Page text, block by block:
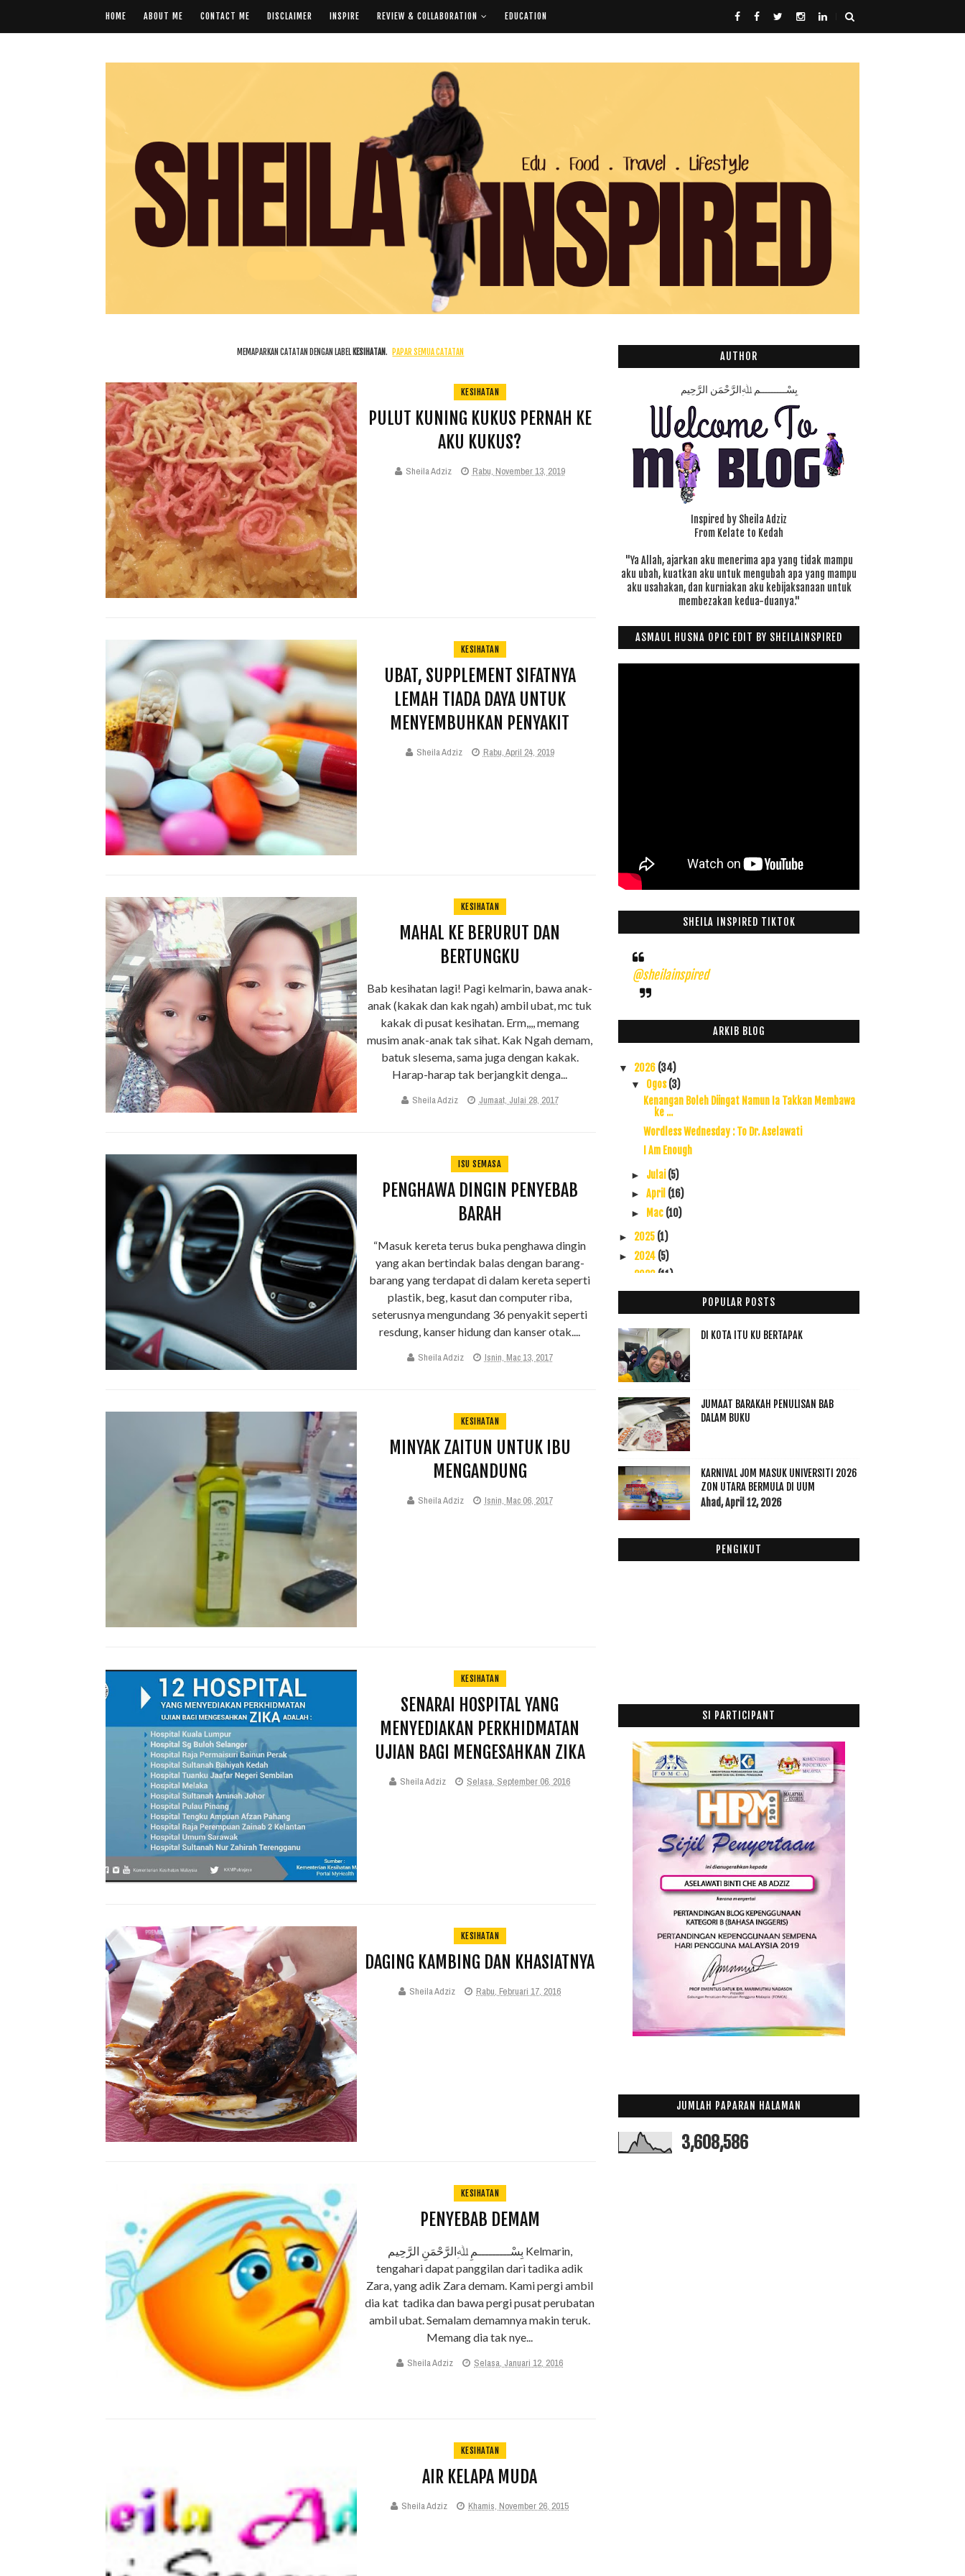
HOME ABOUT ME CONTACT ME DISCLAIMER INSPIRE REVIEW & COLLABORATION EDUCATION
MEMAPARKAN CATATAN DENGAN LABEL KESIHATAN. PAPAR SEMUA CATATAN
KESIHATAN
PULUT KUNING KUKUS PERNAH KE
AKU KUKUS?
Sheila Adziz Rabu, November 13, 2019
KESIHATAN
UBAT, SUPPLEMENT SIFATNYA
LEMAH TIADA DAYA UNTUK
MENYEMBUHKAN PENYAKIT
Sheila Adziz Rabu, April 24, 2019
KESIHATAN
MAHAL KE BERURUT DAN
BERTUNGKU
Bab kesihatan lagi! Pagi kelmarin, bawa anak-
anak (kakak dan kak ngah) ambil ubat, mc tuk
kakak di pusat kesihatan. Erm,,,, memang
musim anak-anak tak sihat. Kak Ngah demam,
batuk slesema, sama juga dengan kakak.
Harap-harap tak berjangkit denga...
Sheila Adziz Jumaat, Julai 28, 2017
ISU SEMASA
PENGHAWA DINGIN PENYEBAB
BARAH
“Masuk kereta terus buka penghawa dingin
yang akan bertindak balas dengan barang-
barang yang terdapat di dalam kereta seperti
plastik, beg, kasut dan computer riba,
seterusnya mengundang 36 penyakit seperti
resdung, kanser hidung dan kanser otak....
Sheila Adziz Isnin, Mac 13, 2017
KESIHATAN
MINYAK ZAITUN UNTUK IBU
MENGANDUNG
Sheila Adziz Isnin, Mac 06, 2017
KESIHATAN
SENARAI HOSPITAL YANG
MENYEDIAKAN PERKHIDMATAN
UJIAN BAGI MENGESAHKAN ZIKA
Sheila Adziz Selasa, September 06, 2016
KESIHATAN
DAGING KAMBING DAN KHASIATNYA
Sheila Adziz Rabu, Februari 17, 2016
KESIHATAN
PENYEBAB DEMAM
بِسْـــــــــمِ ﷲِالرَّحْمَنِ الرَّحِيم Kelmarin,
tengahari dapat panggilan dari tadika adik
Zara, yang adik Zara demam. Kami pergi ambil
dia kat tadika dan bawa pergi pusat perubatan
ambil ubat. Semalam demamnya makin teruk.
Memang dia tak nye...
Sheila Adziz Selasa, Januari 12, 2016
KESIHATAN
AIR KELAPA MUDA
Sheila Adziz Khamis, November 26, 2015
AUTHOR
بِسْـــــــــمِ ﷲِالرَّحْمَنِ الرَّحِيم
Inspired by Sheila Adziz
From Kelate to Kedah
"Ya Allah, ajarkan aku menerima apa yang tidak mampu
aku ubah, kuatkan aku untuk mengubah apa yang mampu
aku usahakan, dan kurniakan aku kebijaksanaan untuk
membezakan kedua-duanya."
ASMAUL HUSNA OPIC EDIT BY SHEILAINSPIRED
SHEILA INSPIRED TIKTOK
@sheilainspired
ARKIB BLOG
▼ 2026 (34)
▼ Ogos(3)
Kenangan Boleh Diingat Namun Ia Takkan Membawa
ke ...
Wordless Wednesday : To Dr. Aselawati
I Am Enough
► Julai(5)
► April (16)
► Mac (10)
► 2025 (1)
► 2024 (5)
2023 (11)
►2022(17)
►2021(45)
►2020(49)
►2019(118)
►2018(195)
►2016(174)
►2015(199)
►2014 (47)
►2013(53)
►2012(100)
►2011(63)
POPULAR POSTS
DI KOTA ITU KU BERTAPAK
JUMAAT BARAKAH PENULISAN BAB
DALAM BUKU
KARNIVAL JOM MASUK UNIVERSITI 2026
ZON UTARA BERMULA DI UUM
Ahad, April 12, 2026
PENGIKUT
SI PARTICIPANT
JUMLAH PAPARAN HALAMAN
3,608,586